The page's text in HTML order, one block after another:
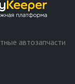
автозапчасти